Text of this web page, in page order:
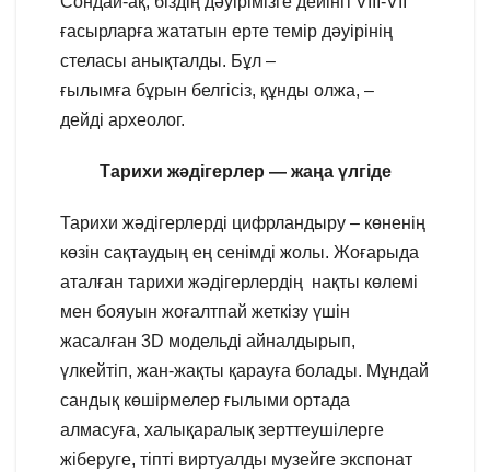
ғасырларға жататын ерте темір дәуірінің
стеласы анықталды. Бұл –
ғылымға бұрын белгісіз, құнды олжа, –
дейді археолог.
Тарихи жәдігерлер — жаңа үлгіде
Тарихи жәдігерлерді цифрландыру – көненің
көзін сақтаудың ең сенімді жолы. Жоғарыда
аталған тарихи жәдігерлердің нақты көлемі
мен бояуын жоғалтпай жеткізу үшін
жасалған 3D модельді айналдырып,
үлкейтіп, жан-жақты қарауға болады. Мұндай
сандық көшірмелер ғылыми ортада
алмасуға, халықаралық зерттеушілерге
жіберуге, тіпті виртуалды музейге экспонат